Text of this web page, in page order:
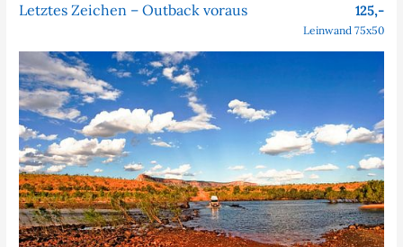
Letztes Zeichen – Outback voraus 125,-
Leinwand 75x50